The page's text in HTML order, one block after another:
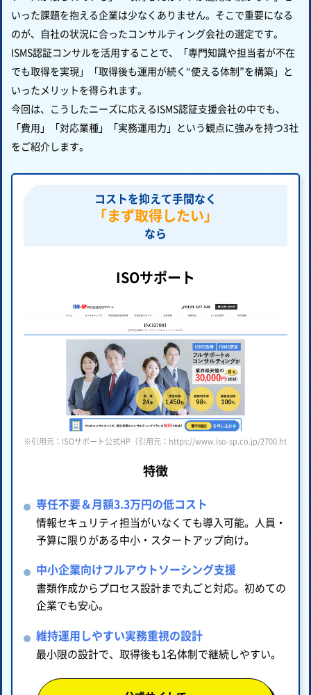
いった課題を抱える企業は少なくありません。そこで重要になる
のが、自社の状況に合ったコンサルティング会社の選定です。
ISMS認証コンサルを活用することで、「専門知識や担当者が不在
でも取得を実現」「取得後も運用が続く“使える体制”を構築」と
いったメリットを得られます。
今回は、こうしたニーズに応えるISMS認証支援会社の中でも、
「費用」「対応業種」「実務運用力」という観点に強みを持つ3社
をご紹介します。
コストを抑えて手間なく
「まず取得したい」
なら
ISOサポート
※引用元：ISOサポート公式HP（引用元：https://www.iso-sp.co.jp/2700.html ）
特徴
専任不要＆月額3.3万円の低コスト
情報セキュリティ担当がいなくても導入可能。人員・
予算に限りがある中小・スタートアップ向け。
中小企業向けフルアウトソーシング支援
書類作成からプロセス設計まで丸ごと対応。初めての
企業でも安心。
維持運用しやすい実務重視の設計
最小限の設計で、取得後も1名体制で継続しやすい。